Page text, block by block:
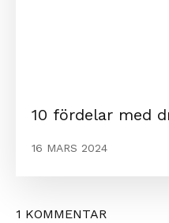
10 fördelar med
16 MARS 2024
1 KOMMENTAR